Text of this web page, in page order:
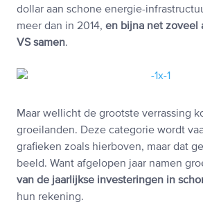
dollar aan schone energie-
meer dan in 2014, en bijna net zoveel
VS samen.
Maar wellicht de grootste verrassing
groeilanden. Deze categorie wordt
grafieken zoals hierboven, maar dat
beeld. Want afgelopen jaar namen
van de jaarlijkse investeringen in
hun rekening.